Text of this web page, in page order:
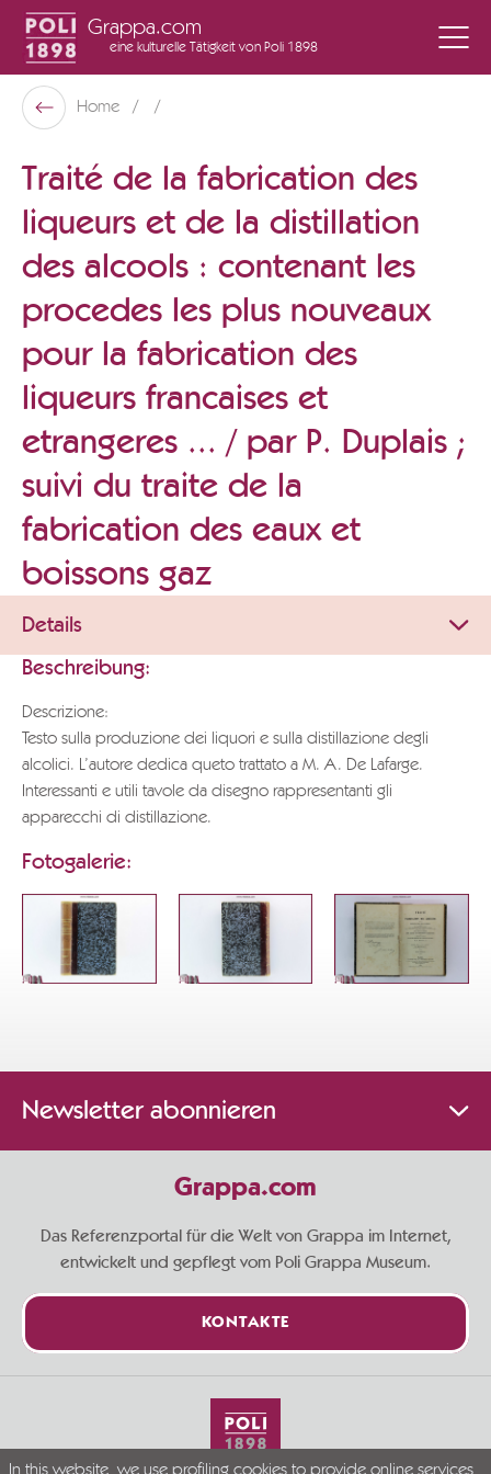
Grappa.com
eine kulturelle Tätigkeit von Poli 1898
Poli Museo Della Grappa
Zurück
Home
Traité de la fabrication des
liqueurs et de la distillation
des alcools : contenant les
procedes les plus nouveaux
pour la fabrication des
liqueurs francaises et
etrangeres ... / par P. Duplais ;
suivi du traite de la
fabrication des eaux et
boissons gaz
Details
Beschreibung:
Descrizione:
Testo sulla produzione dei liquori e sulla distillazione degli
alcolici. L’autore dedica queto trattato a M. A. De Lafarge.
Interessanti e utili tavole da disegno rappresentanti gli
apparecchi di distillazione.
Fotogalerie:
Newsletter abonnieren
Grappa.com
Das Referenzportal für die Welt von Grappa im Internet,
entwickelt und gepflegt vom Poli Grappa Museum.
KONTAKTE